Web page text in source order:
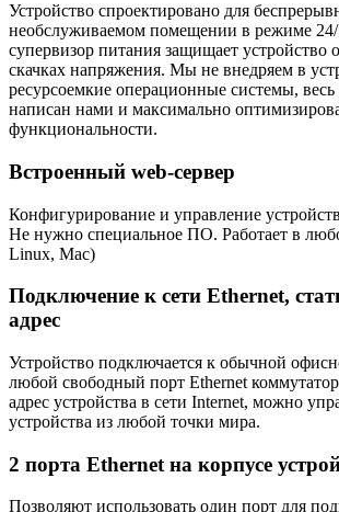
Устройство спроектировано для
необслуживаемом помещении в режиме
супервизор питания защищает устройство
скачках напряжения. Мы не внедряем в
ресурсоемкие операционные системы,
написан нами и максимально
функциональности.
Встроенный web-сервер
Конфигурирование и управление
Не нужно специальное ПО. Работает в
Linux, Mac)
Подключение к сети Ethernet,
адрес
Устройство подключается к обычной
любой свободный порт Ethernet
адрес устройства в сети Internet, можно
устройства из любой точки мира.
2 порта Ethernet на корпусе
Позволяют использовать один порт для